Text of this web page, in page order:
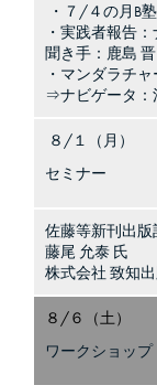
・７/４の月B
・実践者報告
聞き手：鹿島
・マンダラチ
⇒ナビゲータ：
８/１（月）
セミナー
佐藤等新刊出
藤尾 允泰 氏
株式会社 致知
８/６（土）
ワークショップ